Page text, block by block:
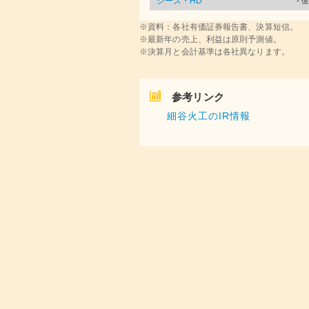
※資料：各社有価証券報告書、決算短信。
※最新年の売上、利益は原則予測値。
※決算月と会計基準は各社異なります。
参考リンク
細谷火工のIR情報